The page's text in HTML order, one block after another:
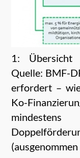
1: Übersicht
Quelle: BMF-
erfordert –
Ko-